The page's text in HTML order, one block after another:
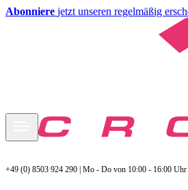
Abonniere jetzt unseren regelmäßig
+49 (0) 8503 924 290 | Mo - Do von 10:00 - 16:00 Uhr